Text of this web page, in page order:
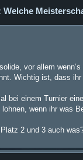
vor allem
Wichtig ist, dass
bei einem Turnier
wenn ihr was
2 und 3 auch